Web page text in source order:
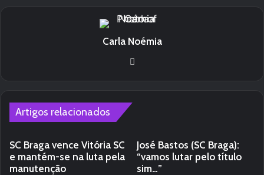
Carla Noémia
Artigos relacionados
SC Braga vence Vitória SC
e mantém-se na luta pela
manutenção
José Bastos (SC Braga):
“vamos lutar pelo título
sim…”